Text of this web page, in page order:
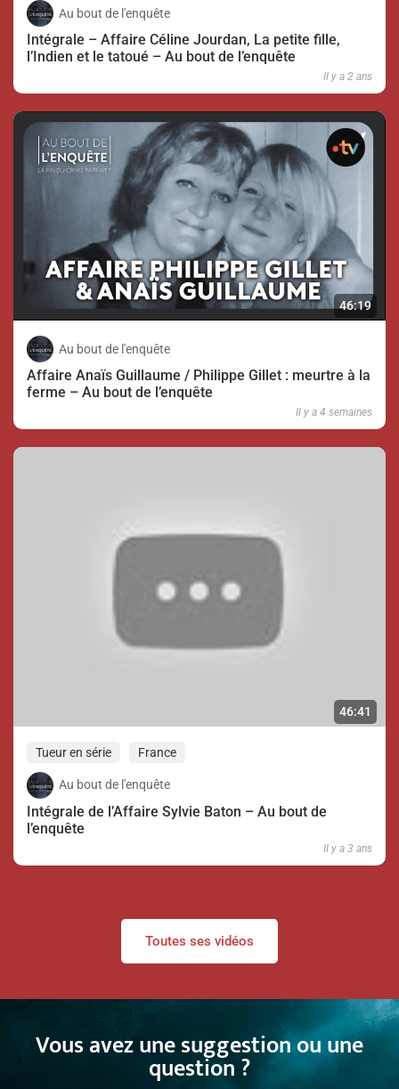
Au bout de l'enquête
Intégrale – Affaire Céline Jourdan, La petite fille,
l’Indien et le tatoué – Au bout de l’enquête
Il y a 2 ans
46:19
Au bout de l'enquête
Affaire Anaïs Guillaume / Philippe Gillet : meurtre à la
ferme – Au bout de l’enquête
Il y a 4 semaines
46:41
Tueur en série France
Au bout de l'enquête
Intégrale de l’Affaire Sylvie Baton – Au bout de
l’enquête
Il y a 3 ans
Toutes ses vidéos
Vous avez une suggestion ou une
question ?